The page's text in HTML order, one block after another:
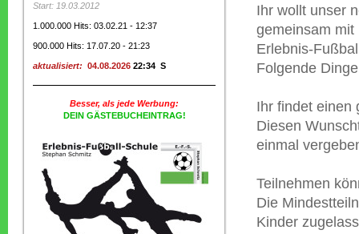
Start: 19.03.2012
1.000.000 Hits: 03.02.21 - 12:37
900.000 Hits: 17.07.20 - 21:23
aktualisiert: 04.08.2026 22:34 S
Besser, als jede Werbung:
DEIN GÄSTEBUCHEINTRAG!
Ihr wollt unser
gemeinsam mit
Erlebnis-
Folgende
Ihr findet einen
Diesen
einmal
Teilnehmen
Die
Kinder